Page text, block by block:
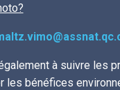
à suivre les
les bénéfices